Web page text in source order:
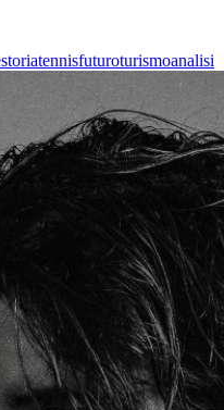
storiatennisfuturoturismoanalisi